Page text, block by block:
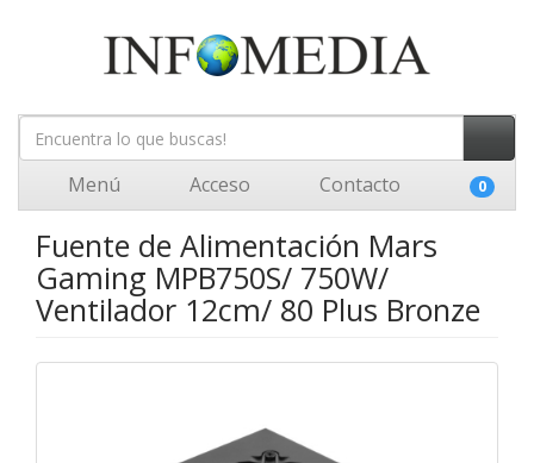
Menú Acceso Contacto 0
Fuente de Alimentación Mars
Gaming MPB750S/ 750W/
Ventilador 12cm/ 80 Plus Bronze